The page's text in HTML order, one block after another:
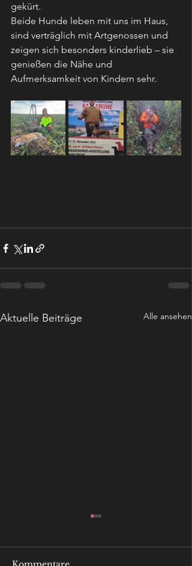
gekürt.
Beide Hunde leben mit uns im Haus,
sind verträglich mit Artgenossen und
zeigen sich besonders kinderlieb – sie
genießen die Nähe und
Aufmerksamkeit von Kindern sehr.
Aktuelle Beiträge Alle ansehen